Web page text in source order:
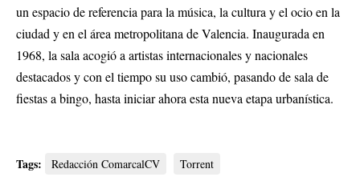
un espacio de referencia para la música, la cultura y el ocio en la
ciudad y en el área metropolitana de Valencia. Inaugurada en
1968, la sala acogió a artistas internacionales y nacionales
destacados y con el tiempo su uso cambió, pasando de sala de
fiestas a bingo, hasta iniciar ahora esta nueva etapa urbanística.
Tags: Redacción ComarcalCV Torrent